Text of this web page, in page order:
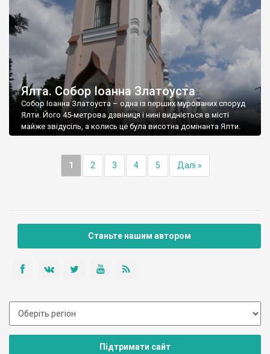
Ялта. Собор Іоанна Златоуста
Собор Іоанна Златоуста – одна із перших мурованих споруд
Ялти. Його 45-метрова дзвіниця і нині видніється в місті
майже звідусіль, а колись це була висотна домінанта Ялти.
1 2 3 4 5 Далі »
Станьте нашим автором
Підтримати сайт